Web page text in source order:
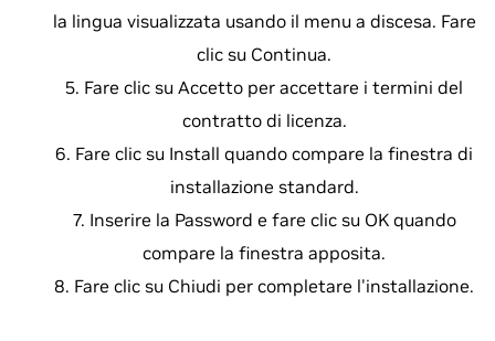
la lingua visualizzata usando il menu a discesa. Fare
clic su Continua.
Fare clic su Accetto per accettare i termini del
contratto di licenza.
Fare clic su Install quando compare la finestra di
installazione standard.
Inserire la Password e fare clic su OK quando
compare la finestra apposita.
Fare clic su Chiudi per completare l'installazione.